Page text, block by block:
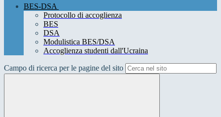
BES-DSA
Protocollo di accoglienza
BES
DSA
Modulistica BES/DSA
Accoglienza studenti dall'Ucraina
Campo di ricerca per le pagine del sito